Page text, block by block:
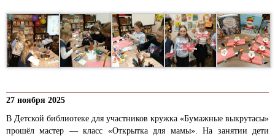
27 ноября 2025
В Детской библиотеке для участников кружка «Бумажные выкрутасы»
прошёл мастер — класс «Открытка для мамы».На занятии дети